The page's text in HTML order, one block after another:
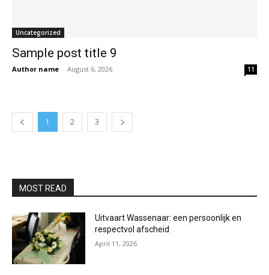
Uncategorized
Sample post title 9
Author name - August 6, 2026 11
1 2 3
MOST READ
Uitvaart Wassenaar: een persoonlijk en
respectvol afscheid
April 11, 2026